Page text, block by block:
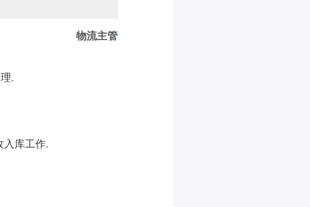
物流主管
.
入库工作.